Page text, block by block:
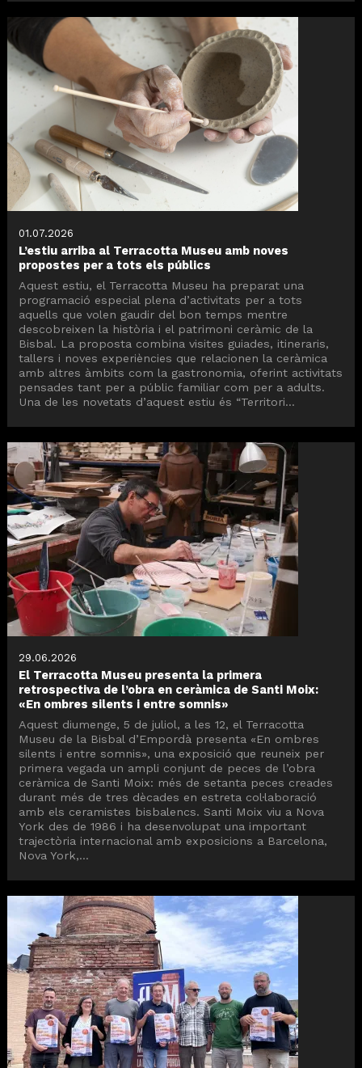
01.07.2026
L’estiu arriba al Terracotta Museu amb noves
propostes per a tots els públics
Aquest estiu, el Terracotta Museu ha preparat una
programació especial plena d’activitats per a tots
aquells que volen gaudir del bon temps mentre
descobreixen la història i el patrimoni ceràmic de la
Bisbal. La proposta combina visites guiades, itineraris,
tallers i noves experiències que relacionen la ceràmica
amb altres àmbits com la gastronomia, oferint activitats
pensades tant per a públic familiar com per a adults.
Una de les novetats d’aquest estiu és “Territori...
29.06.2026
El Terracotta Museu presenta la primera
retrospectiva de l’obra en ceràmica de Santi Moix:
«En ombres silents i entre somnis»
Aquest diumenge, 5 de juliol, a les 12, el Terracotta
Museu de la Bisbal d’Empordà presenta «En ombres
silents i entre somnis», una exposició que reuneix per
primera vegada un ampli conjunt de peces de l’obra
ceràmica de Santi Moix: més de setanta peces creades
durant més de tres dècades en estreta col·laboració
amb els ceramistes bisbalencs. Santi Moix viu a Nova
York des de 1986 i ha desenvolupat una important
trajectòria internacional amb exposicions a Barcelona,
Nova York,...